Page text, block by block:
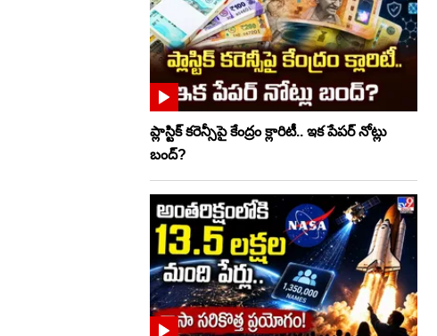
ప్లాస్టిక్‌ కరెన్సీపై కేంద్రం క్లారిటీ.. ఇక పేపర్‌ నోట్లు
బంద్‌?